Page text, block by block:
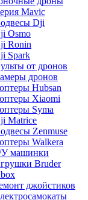
Mavic
Dji
Osmo
Ronin
Spark
от дронов
дронов
Hubsan
Xiaomi
Syma
Matrice
Zenmuse
Walkera
машинки
Bruder
джойстиков